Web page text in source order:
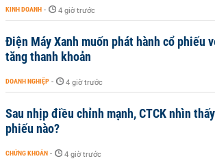
KINH DOANH - 4 giờ trước
Điện Máy Xanh muốn phát hành cổ phiếu
tăng thanh khoản
DOANH NGHIỆP - 4 giờ trước
Sau nhịp điều chỉnh mạnh, CTCK nhìn
phiếu nào?
CHỨNG KHOÁN - 4 giờ trước